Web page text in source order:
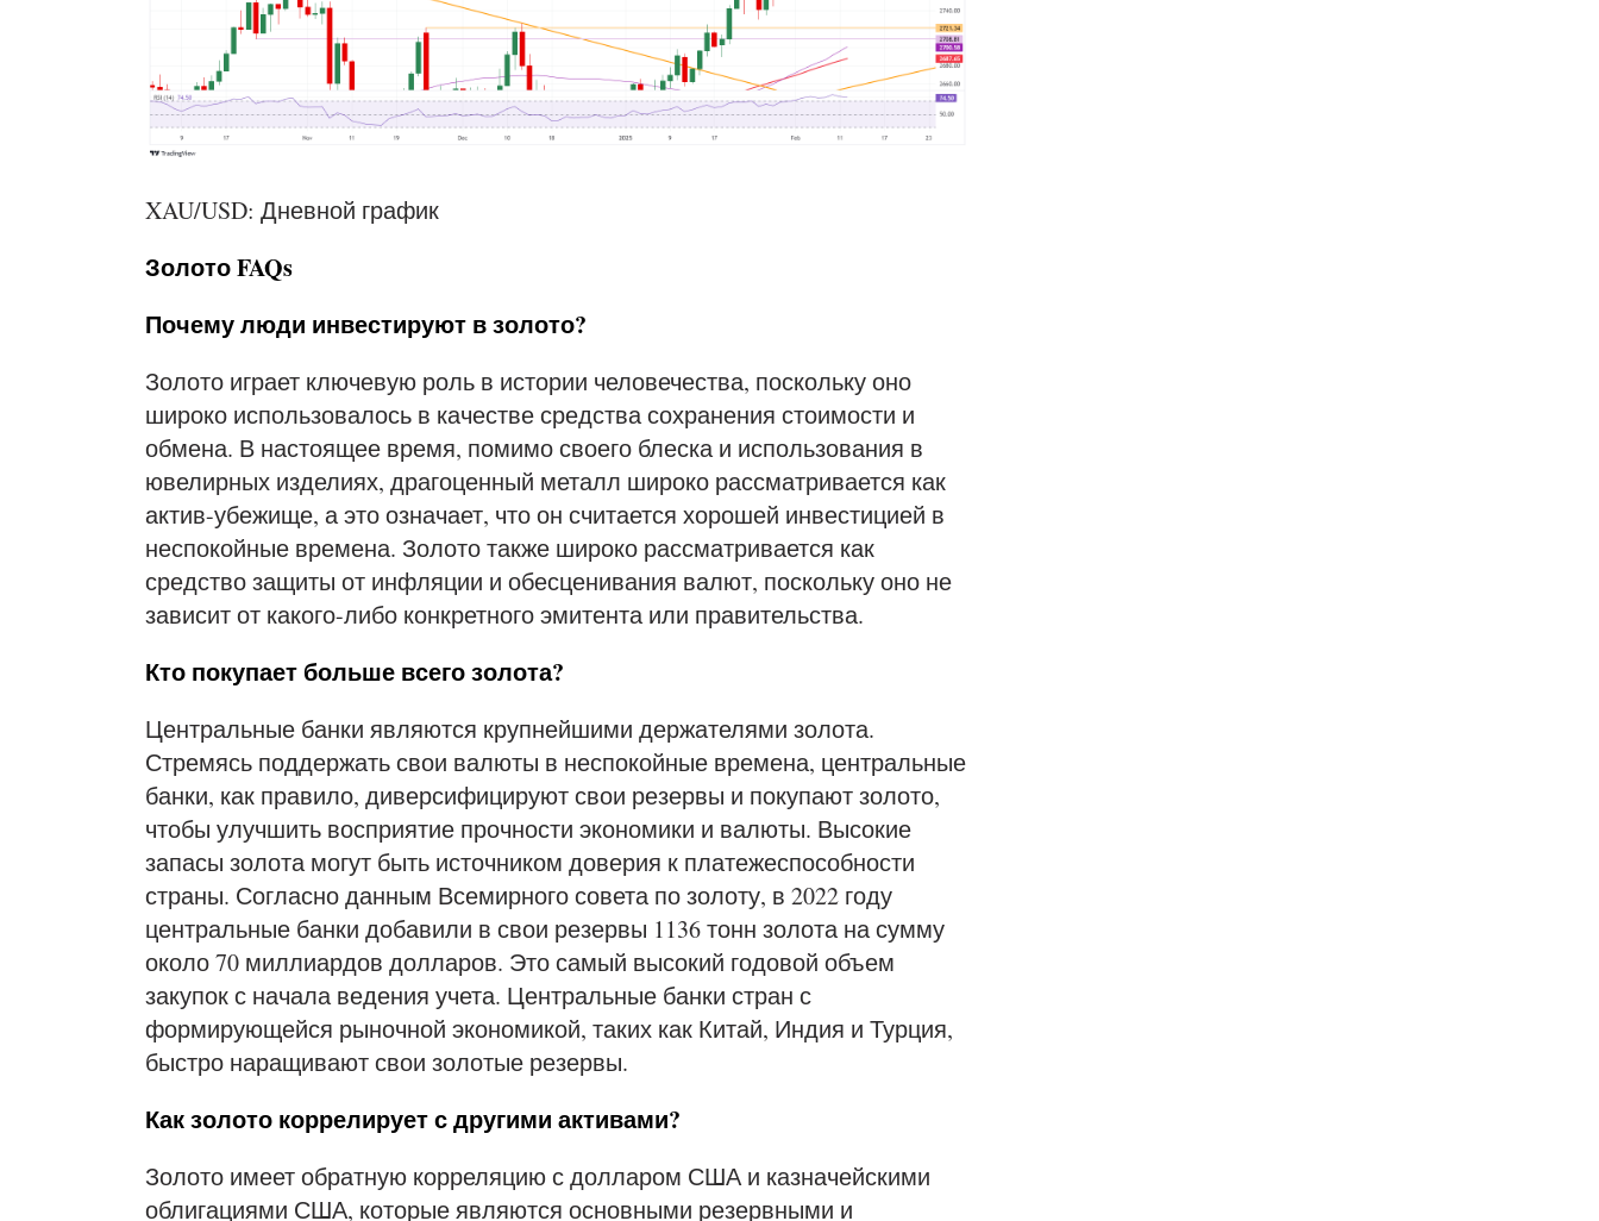
XAU/USD: Дневной график
Золото FAQs
Почему люди инвестируют в золото?
Золото играет ключевую роль в истории человечества, поскольку оно
широко использовалось в качестве средства сохранения стоимости и
обмена. В настоящее время, помимо своего блеска и использования в
ювелирных изделиях, драгоценный металл широко рассматривается как
актив-убежище, а это означает, что он считается хорошей инвестицией в
неспокойные времена. Золото также широко рассматривается как
средство защиты от инфляции и обесценивания валют, поскольку оно не
зависит от какого-либо конкретного эмитента или правительства.
Кто покупает больше всего золота?
Центральные банки являются крупнейшими держателями золота.
Стремясь поддержать свои валюты в неспокойные времена, центральные
банки, как правило, диверсифицируют свои резервы и покупают золото,
чтобы улучшить восприятие прочности экономики и валюты. Высокие
запасы золота могут быть источником доверия к платежеспособности
страны. Согласно данным Всемирного совета по золоту, в 2022 году
центральные банки добавили в свои резервы 1136 тонн золота на сумму
около 70 миллиардов долларов. Это самый высокий годовой объем
закупок с начала ведения учета. Центральные банки стран с
формирующейся рыночной экономикой, таких как Китай, Индия и Турция,
быстро наращивают свои золотые резервы.
Как золото коррелирует с другими активами?
Золото имеет обратную корреляцию с долларом США и казначейскими
облигациями США, которые являются основными резервными и